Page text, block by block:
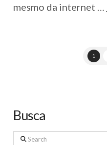
mesmo da internet …
1
Busca
Search